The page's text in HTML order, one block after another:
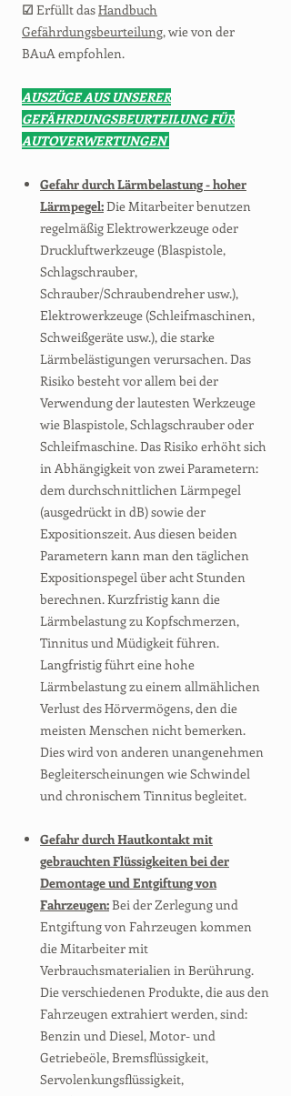
☑ Erfüllt dasHandbuch
Gefährdungsbeurteilung, wie von der
BAuA empfohlen.
AUSZÜGE AUS UNSERER
GEFÄHRDUNGSBEURTEILUNG FÜR
AUTOVERWERTUNGEN
Gefahr durch Lärmbelastung - hoher
Lärmpegel:Die Mitarbeiter benutzen
regelmäßig Elektrowerkzeuge oder
Druckluftwerkzeuge (Blaspistole,
Schlagschrauber,
Schrauber/Schraubendreher usw.),
Elektrowerkzeuge (Schleifmaschinen,
Schweißgeräte usw.), die starke
Lärmbelästigungen verursachen. Das
Risiko besteht vor allem bei der
Verwendung der lautesten Werkzeuge
wie Blaspistole, Schlagschrauber oder
Schleifmaschine. Das Risiko erhöht sich
in Abhängigkeit von zwei Parametern:
dem durchschnittlichen Lärmpegel
(ausgedrückt in dB) sowie der
Expositionszeit. Aus diesen beiden
Parametern kann man den täglichen
Expositionspegel über acht Stunden
berechnen. Kurzfristig kann die
Lärmbelastung zu Kopfschmerzen,
Tinnitus und Müdigkeit führen.
Langfristig führt eine hohe
Lärmbelastung zu einem allmählichen
Verlust des Hörvermögens, den die
meisten Menschen nicht bemerken.
Dies wird von anderen unangenehmen
Begleiterscheinungen wie Schwindel
und chronischem Tinnitus begleitet.
Gefahr durch Hautkontakt mit
gebrauchten Flüssigkeiten bei der
Demontage und Entgiftung von
Fahrzeugen:Bei der Zerlegung und
Entgiftung von Fahrzeugen kommen
die Mitarbeiter mit
Verbrauchsmaterialien in Berührung.
Die verschiedenen Produkte, die aus den
Fahrzeugen extrahiert werden, sind:
Benzin und Diesel, Motor- und
Getriebeöle, Bremsflüssigkeit,
Servolenkungsflüssigkeit,